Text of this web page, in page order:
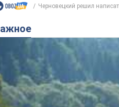
Черновецкий решил
Важное